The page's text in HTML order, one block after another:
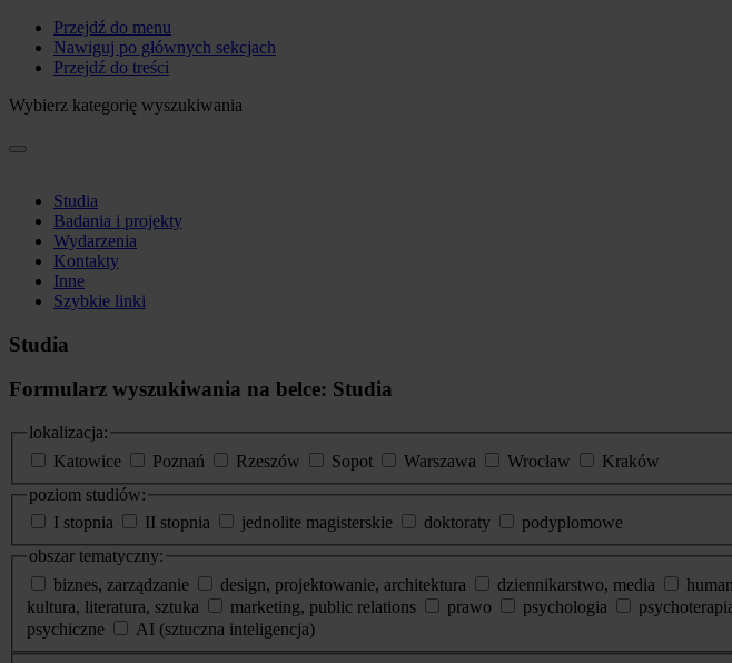
Przejdź do menu
Nawiguj po głównych sekcjach
Przejdź do treści
Wybierz kategorię wyszukiwania
Studia
Badania i projekty
Wydarzenia
Kontakty
Inne
Szybkie linki
Studia
Formularz wyszukiwania na belce: Studia
lokalizacja:
Katowice
Poznań Rzeszów Sopot Warszawa Wrocław
Kraków
poziom studiów:
I stopnia
II stopnia jednolite magisterskie doktoraty
podyplomowe
obszar tematyczny:
biznes, zarządzanie
design, projektowanie, architektura dziennikarstwo, media
kultura, literatura, sztuka
marketing, public relations prawo psychologia
psychiczne
AI (sztuczna inteligencja)